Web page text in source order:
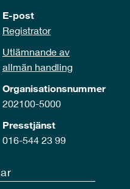
E-post
Registrator
Utlämnande av
allmän handling
Organisationsnummer
202100-5000
Presstjänst
016-544 23 99